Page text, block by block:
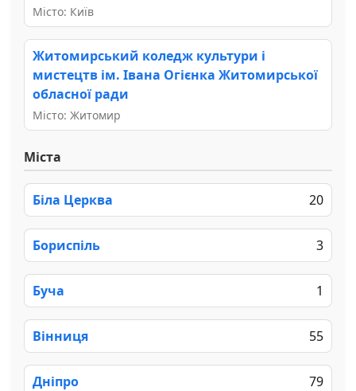
Місто: Київ
Житомирський коледж культури і
мистецтв ім. Івана Огієнка Житомирської
обласної ради
Місто: Житомир
Міста
Біла Церква 20
Бориспіль 3
Буча 1
Вінниця 55
Дніпро 79